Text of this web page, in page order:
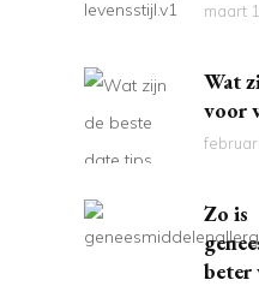
maart
Wat
voor
Zo is
beter